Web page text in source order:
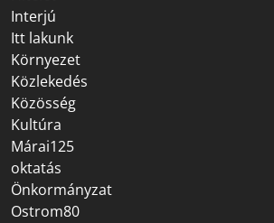
Interjú
Itt lakunk
Környezet
Közlekedés
Közösség
Kultúra
Márai125
oktatás
Önkormányzat
Ostrom80